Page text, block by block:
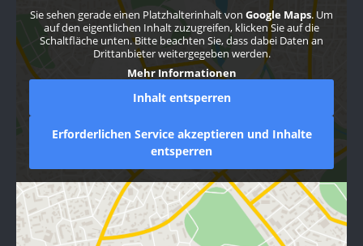
Sie sehen gerade einen Platzhalterinhalt von Google Maps. Um
auf den eigentlichen Inhalt zuzugreifen, klicken Sie auf die
Schaltfläche unten. Bitte beachten Sie, dass dabei Daten an
Drittanbieter weitergegeben werden.
Mehr Informationen
Inhalt entsperren
Erforderlichen Service akzeptieren und Inhalte
entsperren